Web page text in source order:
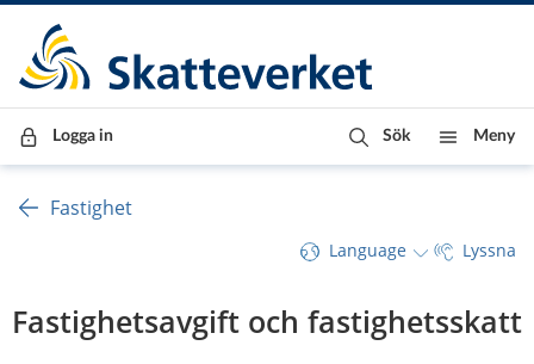
Till innehåll
Till navigationen
Till chattrobot
Logga in Sök Meny
Fastighet
Language Lyssna
Fastighetsavgift och fastighetsskatt